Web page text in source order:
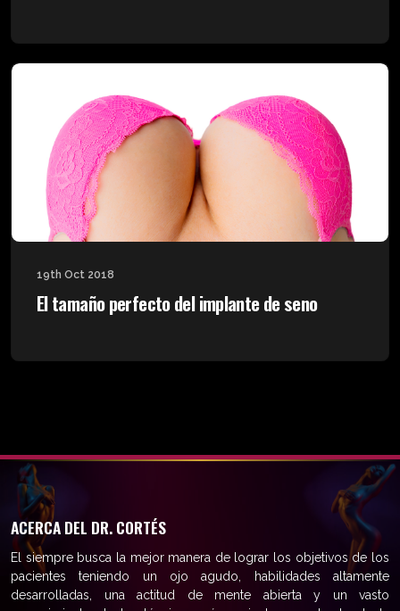
19th Oct 2018
El tamaño perfecto del implante de seno
ACERCA DEL DR. CORTÉS
El siempre busca la mejor manera de lograr los objetivos de los
pacientes teniendo un ojo agudo, habilidades altamente
desarrolladas, una actitud de mente abierta y un vasto